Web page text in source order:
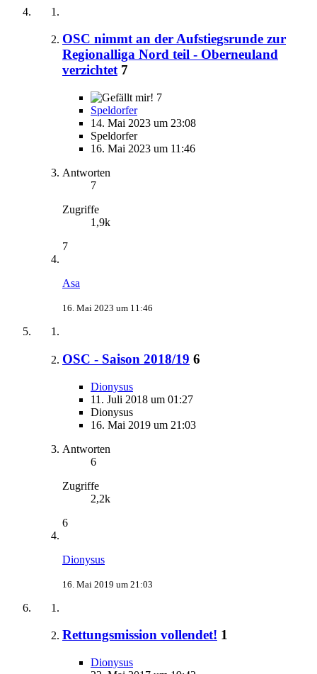
OSC nimmt an der Aufstiegsrunde zur
Regionalliga Nord teil - Oberneuland
verzichtet 7
7
Speldorfer
14. Mai 2023 um 23:08
Speldorfer
16. Mai 2023 um 11:46
Antworten
7
Zugriffe
1,9k
7
Asa
16. Mai 2023 um 11:46
OSC - Saison 2018/19 6
Dionysus
11. Juli 2018 um 01:27
Dionysus
16. Mai 2019 um 21:03
Antworten
6
Zugriffe
2,2k
6
Dionysus
16. Mai 2019 um 21:03
Rettungsmission vollendet! 1
Dionysus